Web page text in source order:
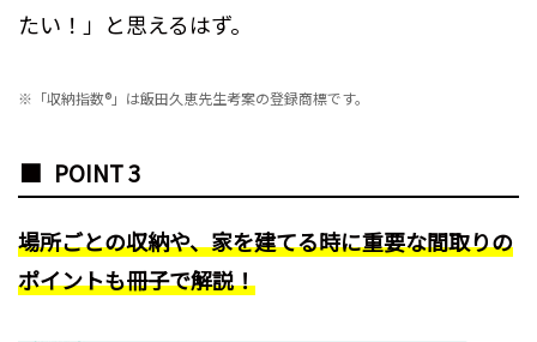
たい！」と思えるはず。
※「収納指数®」は飯田久恵先生考案の登録商標です。
POINT 3
場所ごとの収納や、家を建てる時に重要な間取りの
ポイントも冊子で解説！